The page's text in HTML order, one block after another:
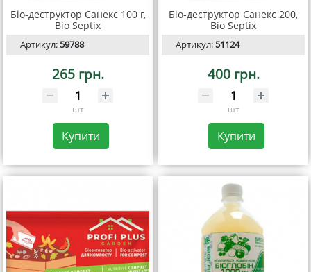
Біо-деструктор Санекс 100 г,
Bio Septix
Артикул:59788
265 грн.
шт
Купити
Біо-деструктор Санекс 200,
Bio Septix
Артикул:51124
400 грн.
шт
Купити